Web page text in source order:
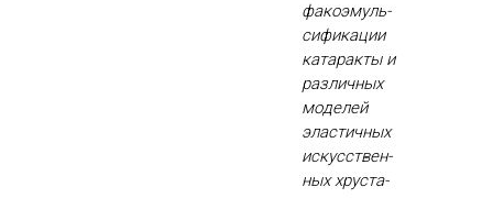
фа­ко­эмуль­
си­фика­ции
ка­тарак­ты и
раз­личных
мо­делей
элас­тичных
ис­кусс­твен­
ных хрус­та­